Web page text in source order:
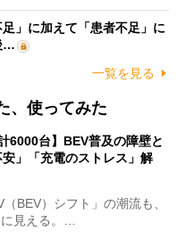
」に加えて「患者不足」に
…
一覧を見る
、使ってみた
6000台】BEV普及の障壁と
」「充電のストレス」解
BEV）シフト」の潮流も、
見える。…